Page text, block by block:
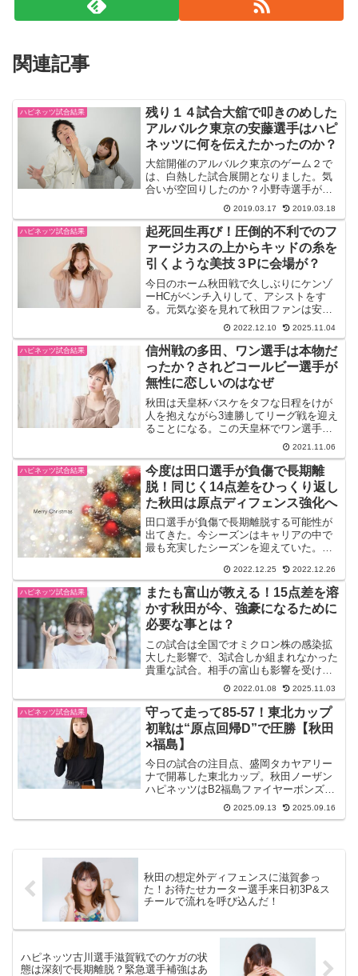
関連記事
ハピネッツ試合結果
残り１４試合大舘で叩きのめした
アルバルク東京の安藤選手はハピ
ネッツに何を伝えたかったのか？
大舘開催のアルバルク東京のゲーム２で
は、白熱した試合展開となりました。気
合いが空回りしたのか？小野寺選手が試
合早々にファールトラブルに見舞われま
したが、ハピネッツはこれからのＢ１残
留争いに向けて、考えさせる試合内容に
なりました。ゲーム１の昨...
2019.03.17 2019.03.18
ハピネッツ試合結果
起死回生再び！圧倒的不利でのフ
ァージカスの上からキッドの糸を
引くような美技３Pに会場が？
今日のホーム秋田戦で久しぶりにケンゾ
ーHCがベンチ入りして、アシストをす
る。元気な姿を見れて秋田ファンは安堵
するだろうし、選手も自然と気合が入る
というものだ。前節では千葉と2連敗した
がいずれもいずれも終盤で力尽きた。秋
田の外国籍選手2人は安...
2022.12.10 2025.11.04
ハピネッツ試合結果
信州戦の多田、ワン選手は本物だ
ったか？されどコールビー選手が
無性に恋しいのはなぜ
秋田は天皇杯バスケをタフな日程をけが
人を抱えながら3連勝してリーグ戦を迎え
ることになる。この天皇杯でワン選手と
多田選手が急成長した二人をどうやって
起用するのか？楽しみだ。そしてアイバ
ーソン選手も復帰して、インサイドの要
として元気な姿を見たい...
2021.11.06
ハピネッツ試合結果
今度は田口選手が負傷で長期離
脱！同じく14点差をひっくり返し
た秋田は原点ディフェンス強化へ
田口選手が負傷で長期離脱する可能性が
出てきた。今シーズンはキャリアの中で
最も充実したシーズンを迎えていた。ベ
ュートはもちろん、レイアップ、アタッ
クに走り回った。加えて効果的なアシス
トもあり、視野の広さも...
2022.12.25 2022.12.26
ハピネッツ試合結果
またも富山が教える！15点差を溶
かす秋田が今、強豪になるために
必要な事とは？
この試合は全国でオミクロン株の感染拡
大した影響で、3試合しか組まれなかった
貴重な試合。相手の富山も影響を受け
て、浜口炎ヘッドコーチは不在となり、
選手の山口祐希が代行した。2021-22 B1
第16節1月8日秋田ノーザンハピネッツVS
富山グラ...
2022.01.08 2025.11.03
ハピネッツ試合結果
守って走って85-57！東北カップ
初戦は“原点回帰D”で圧勝【秋田
×福島】
今日の試合の注目点、盛岡タカヤアリー
ナで開幕した東北カップ。秋田ノーザン
ハピネッツはB2福島ファイヤーボンズを
85-57で下し、まずは準決勝へ。今週のテ
ーマに掲げた「原点回帰のディフェン
2025.09.13 2025.09.16
秋田の想定外ディフェンスに滋賀参っ
た！お待たせカーター選手来日初3P&ス
チールで流れを呼び込んだ！
ハピネッツ古川選手滋賀戦でのケガの状
態は深刻で長期離脱？緊急選手補強はあ